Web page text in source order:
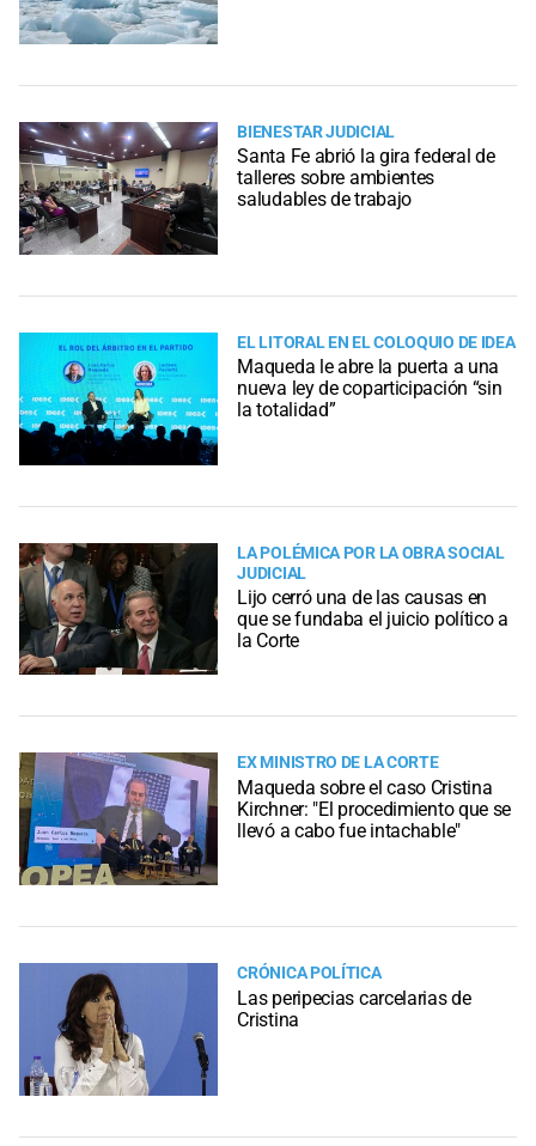
BIENESTAR JUDICIAL
Santa Fe abrió la gira federal de
talleres sobre ambientes
saludables de trabajo
EL LITORAL EN EL COLOQUIO DE IDEA
Maqueda le abre la puerta a una
nueva ley de coparticipación “sin
la totalidad”
LA POLÉMICA POR LA OBRA SOCIAL
JUDICIAL
Lijo cerró una de las causas en
que se fundaba el juicio político a
la Corte
EX MINISTRO DE LA CORTE
Maqueda sobre el caso Cristina
Kirchner: "El procedimiento que se
llevó a cabo fue intachable"
CRÓNICA POLÍTICA
Las peripecias carcelarias de
Cristina